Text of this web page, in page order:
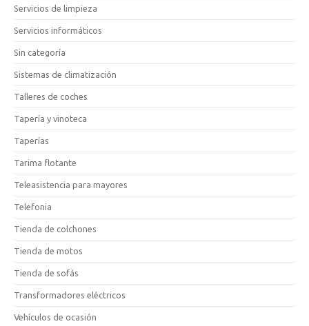
Servicios de limpieza
Servicios informáticos
Sin categoría
Sistemas de climatización
Talleres de coches
Tapería y vinoteca
Taperías
Tarima flotante
Teleasistencia para mayores
Telefonia
Tienda de colchones
Tienda de motos
Tienda de sofás
Transformadores eléctricos
Vehículos de ocasión